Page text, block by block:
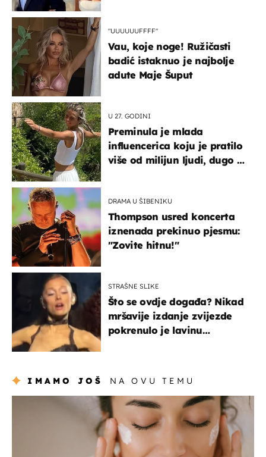
"UUUUUUFFFF"
Vau, koje noge! Ružičasti
badić istaknuo je najbolje
adute Maje Šuput
U 27. GODINI
Preminula je mlada
influencerica koju je pratilo
više od milijun ljudi, dugo se
DRAMA U ŠIBENIKU
Thompson usred koncerta
iznenada prekinuo pjesmu:
"Zovite hitnu!"
STRAŠNE SLIKE
Što se ovdje događa? Nikad
mršavije izdanje zvijezde
pokrenulo je lavinu
IMAMO JOŠ NA OVU TEMU
moda & ljepota